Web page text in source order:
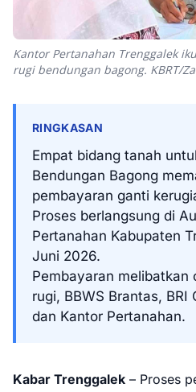
Kantor Pertanahan Trenggalek
rugi bendungan bagong. KBRT/
RINGKASAN
Empat bidang tanah
Bendungan Bagong
pembayaran ganti
Proses berlangsung di
Pertanahan Kabupaten
Juni 2026.
Pembayaran melibatkan
rugi, BBWS Brantas, BRI
dan Kantor Pertanahan.
Kabar Trenggalek – Proses